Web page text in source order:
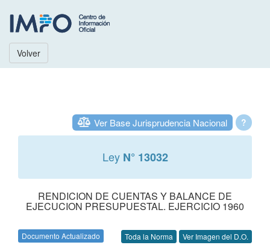
Volver
?
Ver Base Jurisprudencia Nacional
Ley N° 13032
RENDICION DE CUENTAS Y BALANCE DE
EJECUCION PRESUPUESTAL. EJERCICIO 1960
Documento Actualizado Toda la Norma Ver Imagen del D.O.